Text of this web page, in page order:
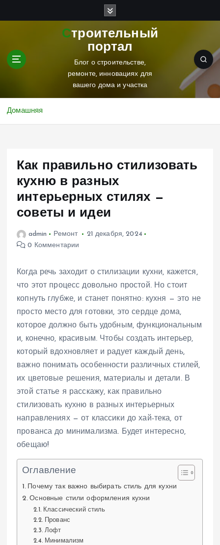
Строительный
портал
Блог о строительстве,
ремонте, инновациях для
вашего дома и участка
Домашняя
Как правильно стилизовать
кухню в разных
интерьерных стилях —
советы и идеи
admin Ремонт
21 декабря, 2024
0 Комментарии
Когда речь заходит о стилизации кухни, кажется,
что этот процесс довольно простой. Но стоит
копнуть глубже, и станет понятно: кухня — это не
просто место для готовки, это сердце дома,
которое должно быть удобным, функциональным
и, конечно, красивым. Чтобы создать интерьер,
который вдохновляет и радует каждый день,
важно понимать особенности различных стилей,
их цветовые решения, материалы и детали. В
этой статье я расскажу, как правильно
стилизовать кухню в разных интерьерных
направлениях — от классики до хай-тека, от
прованса до минимализма. Будет интересно,
обещаю!
Оглавление
Почему так важно выбирать стиль для кухни
Основные стили оформления кухни
Классический стиль
Прованс
Лофт
Минимализм